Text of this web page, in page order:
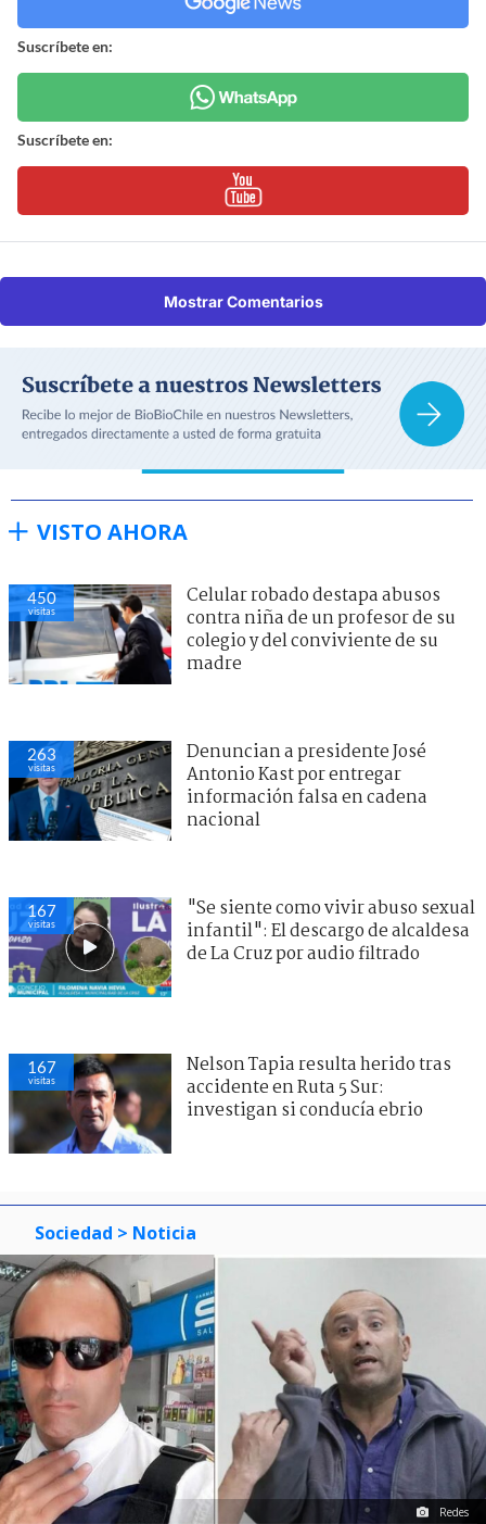
Suscríbete en:
Suscríbete en:
Mostrar Comentarios
VISTO AHORA
450
visitas
Celular robado destapa abusos
contra niña de un profesor de su
colegio y del conviviente de su
madre
263
visitas
Denuncian a presidente José
Antonio Kast por entregar
información falsa en cadena
nacional
167
visitas
"Se siente como vivir abuso sexual
infantil": El descargo de alcaldesa
de La Cruz por audio filtrado
167
visitas
Nelson Tapia resulta herido tras
accidente en Ruta 5 Sur:
investigan si conducía ebrio
Sociedad > Noticia
Redes